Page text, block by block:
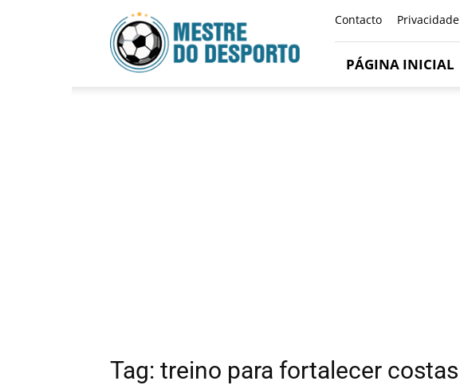
Mestre
Do
Desporto
Contacto Privacidade
PÁGINA INICIAL
Tag: treino para fortalecer costas